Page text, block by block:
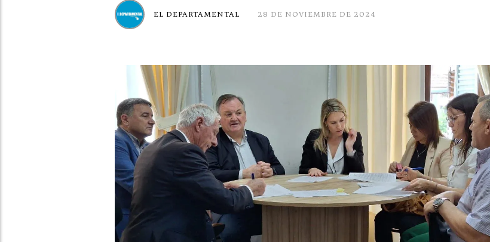
28 DE NOVIEMBRE DE 2024
EL DEPARTAMENTAL